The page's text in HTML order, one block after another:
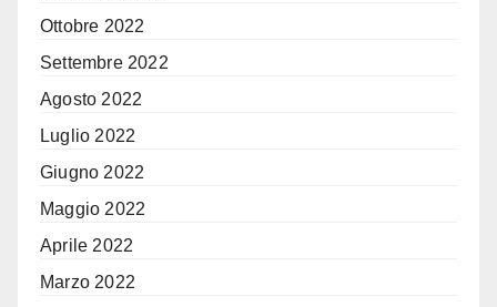
Ottobre 2022
Settembre 2022
Agosto 2022
Luglio 2022
Giugno 2022
Maggio 2022
Aprile 2022
Marzo 2022